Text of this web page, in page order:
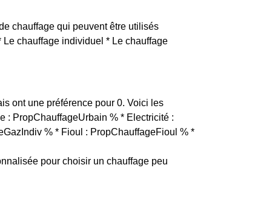
chauffage qui peuvent être utilisés
chauffage individuel * Le chauffage
ont une préférence pour 0. Voici les
: PropChauffageUrbain % * Electricité :
% * Fioul : PropChauffageFioul % *
pour choisir un chauffage peu